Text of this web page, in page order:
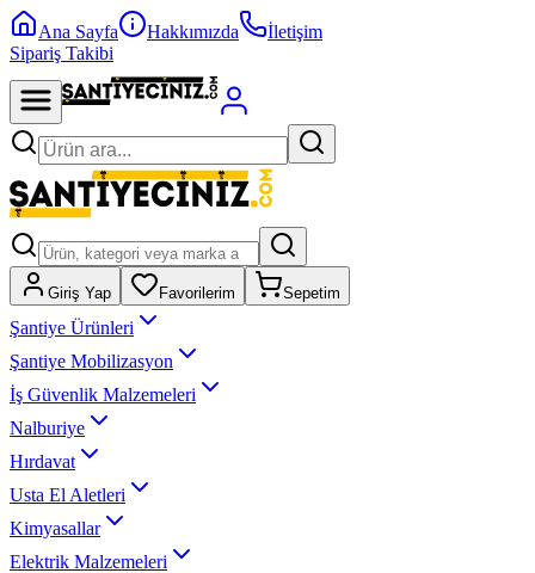
Ana Sayfa Hakkımızda
İletişim
Sipariş Takibi
Giriş Yap Favorilerim Sepetim
Şantiye Ürünleri
Şantiye Mobilizasyon
İş Güvenlik Malzemeleri
Nalburiye
Hırdavat
Usta El Aletleri
Kimyasallar
Elektrik Malzemeleri